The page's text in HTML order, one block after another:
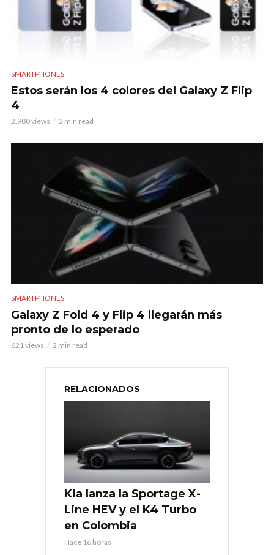
SMARTPHONES
Estos serán los 4 colores del Galaxy Z Flip
4
2.980 views 2 min read
SMARTPHONES
Galaxy Z Fold 4 y Flip 4 llegarán más
pronto de lo esperado
621 views 2 min read
RELACIONADOS
Kia lanza la Sportage X-
Line HEV y el K4 Turbo
en Colombia
Hace 16 horas